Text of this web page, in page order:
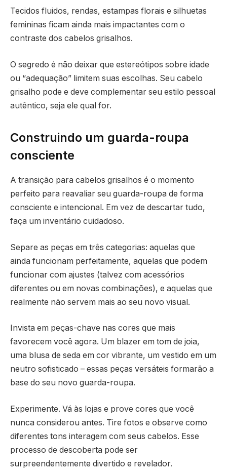
Tecidos fluidos, rendas, estampas florais e silhuetas
femininas ficam ainda mais impactantes com o
contraste dos cabelos grisalhos.
O segredo é não deixar que estereótipos sobre idade
ou “adequação” limitem suas escolhas. Seu cabelo
grisalho pode e deve complementar seu estilo pessoal
autêntico, seja ele qual for.
Construindo um guarda-roupa
consciente
A transição para cabelos grisalhos é o momento
perfeito para reavaliar seu guarda-roupa de forma
consciente e intencional. Em vez de descartar tudo,
faça um inventário cuidadoso.
Separe as peças em três categorias: aquelas que
ainda funcionam perfeitamente, aquelas que podem
funcionar com ajustes (talvez com acessórios
diferentes ou em novas combinações), e aquelas que
realmente não servem mais ao seu novo visual.
Invista em peças-chave nas cores que mais
favorecem você agora. Um blazer em tom de joia,
uma blusa de seda em cor vibrante, um vestido em um
neutro sofisticado – essas peças versáteis formarão a
base do seu novo guarda-roupa.
Experimente. Vá às lojas e prove cores que você
nunca considerou antes. Tire fotos e observe como
diferentes tons interagem com seus cabelos. Esse
processo de descoberta pode ser
surpreendentemente divertido e revelador.